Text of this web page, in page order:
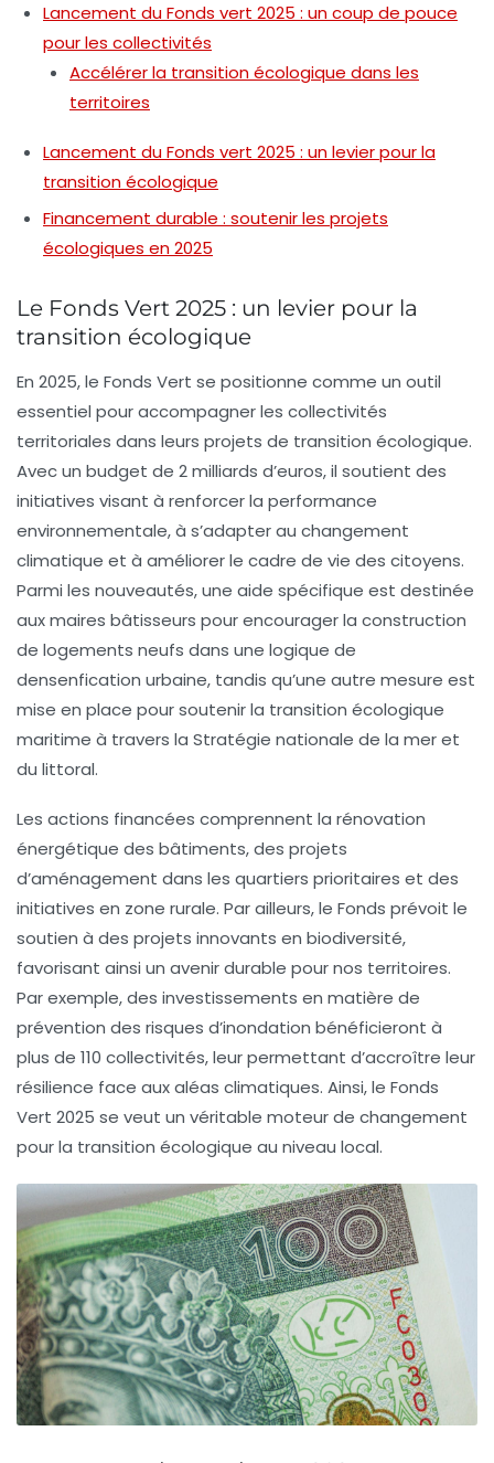
Lancement du Fonds vert 2025 : un coup de pouce
pour les collectivités
Accélérer la transition écologique dans les
territoires
Lancement du Fonds vert 2025 : un levier pour la
transition écologique
Financement durable : soutenir les projets
écologiques en 2025
Le Fonds Vert 2025 : un levier pour la
transition écologique
En 2025, le Fonds Vert se positionne comme un outil
essentiel pour accompagner les collectivités
territoriales dans leurs projets de transition écologique.
Avec un budget de 2 milliards d’euros, il soutient des
initiatives visant à renforcer la performance
environnementale, à s’adapter au changement
climatique et à améliorer le cadre de vie des citoyens.
Parmi les nouveautés, une aide spécifique est destinée
auxmaires bâtisseurs pour encourager la construction
de logements neufs dans une logique de
densenfication urbaine, tandis qu’une autre mesure est
mise en place pour soutenir la transition écologique
maritime à travers la Stratégie nationale de la mer et
du littoral.
Les actions financées comprennent la rénovation
énergétique des bâtiments, des projets
d’aménagement dans les quartiers prioritaires et des
initiatives en zone rurale. Par ailleurs, le Fonds prévoit le
soutien à des projets innovants en biodiversité,
favorisant ainsi un avenir durable pour nos territoires.
Par exemple, des investissements en matière de
prévention des risques d’inondation bénéficieront à
plus de 110 collectivités, leur permettant d’accroître leur
résilience face aux aléas climatiques. Ainsi, le Fonds
Vert 2025 se veut un véritable moteur de changement
pour la transition écologique au niveau local.